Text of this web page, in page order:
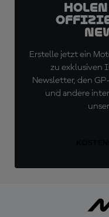
Erstelle jetzt ein
zu exklusiven
Newsletter, den
und andere